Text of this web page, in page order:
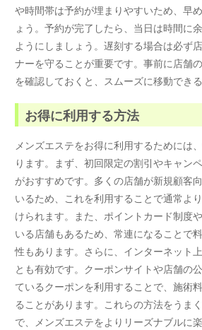
や時間帯は予約が埋まりやすいため、早
ょう。予約が完了したら、当日は時間に
ようにしましょう。遅刻する場合は必ず
ナーを守ることが重要です。事前に店舗
を確認しておくと、スムーズに移動できる
お得に利用する方法
メンズエステをお得に利用するためには
ります。まず、初回限定の割引やキャン
がおすすめです。多くの店舗が新規顧客
いるため、これを利用することで通常よ
けられます。また、ポイントカード制度
いる店舗もあるため、常連になることで
性もあります。さらに、インターネット
とも有効です。クーポンサイトや店舗の
ているクーポンを利用することで、施術
ることがあります。これらの方法をうま
で、メンズエステをよりリーズナブルに